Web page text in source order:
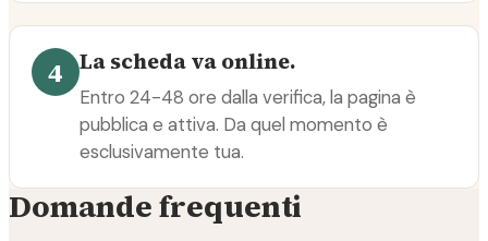
4 La scheda va online.
Entro 24-48 ore dalla verifica, la pagina è
pubblica e attiva. Da quel momento è
esclusivamente tua.
Domande frequenti